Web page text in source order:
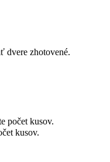
dvere zhotovené.
počet kusov.
kusov.